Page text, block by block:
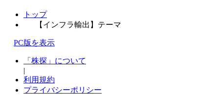
トップ
【インフラ輸出】テーマ
PC版を表示
「株探」について
|
利用規約
プライバシーポリシー